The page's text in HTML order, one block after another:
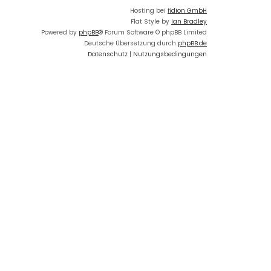
Hosting bei fidion GmbH
Flat Style by Ian Bradley
Powered by phpBB® Forum Software © phpBB Limited
Deutsche Übersetzung durch phpBB.de
Datenschutz | Nutzungsbedingungen